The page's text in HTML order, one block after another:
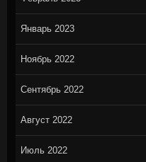
Январь 2023
Ноябрь 2022
Сентябрь 2022
Август 2022
Июль 2022